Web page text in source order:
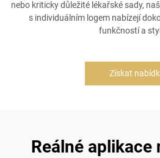
nebo kriticky důležité lékařské sady,
s individuálním logem nabízejí
funkčností a
Získat
Reálné aplikace